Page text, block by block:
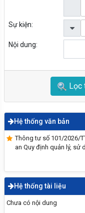
Sự kiện:
Nội dung:
Lọc
Hệ thống văn bản
Thông tư số 101/2026/
an Quy định quản lý, sử
Hệ thống tài liệu
Chưa có nội dung